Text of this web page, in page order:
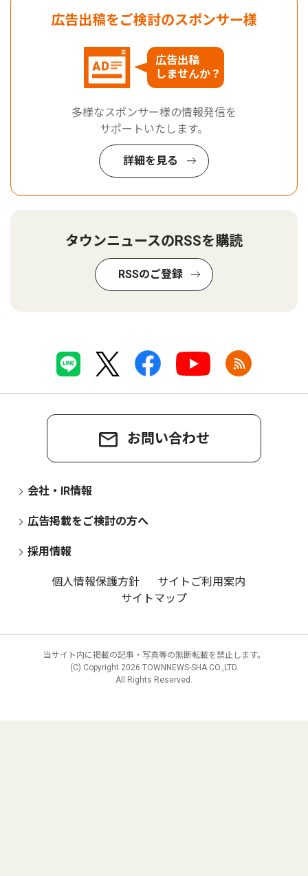
広告出稿をご検討のスポンサー様
広告出稿
しませんか？
多様なスポンサー様の情報発信を
サポートいたします。
詳細を見る
タウンニュースのRSSを購読
RSSのご登録
お問い合わせ
会社・IR情報
広告掲載をご検討の方へ
採用情報
個人情報保護方針
サイトご利用案内
サイトマップ
当サイト内に掲載の記事・写真等の無断転載を禁止します。
(C) Copyright 2026 TOWNNEWS-SHA CO.,LTD.
All Rights Reserved.